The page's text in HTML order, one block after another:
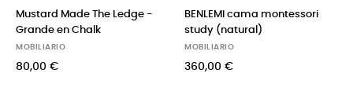
Mustard Made The Ledge -
Grande en Chalk
MOBILIARIO
80,00 €
BENLEMI cama montessori
study (natural)
MOBILIARIO
360,00 €